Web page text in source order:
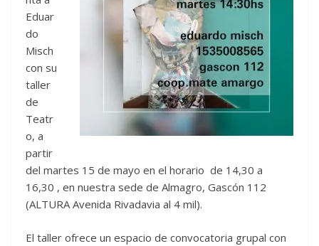
Eduar
do
Misch
con su
taller
de
Teatr
o, a
partir
del martes 15 de mayo en el horario de 14,30 a
16,30 , en nuestra sede de Almagro, Gascón 112
(ALTURA Avenida Rivadavia al 4 mil).
El taller ofrece un espacio de convocatoria grupal con